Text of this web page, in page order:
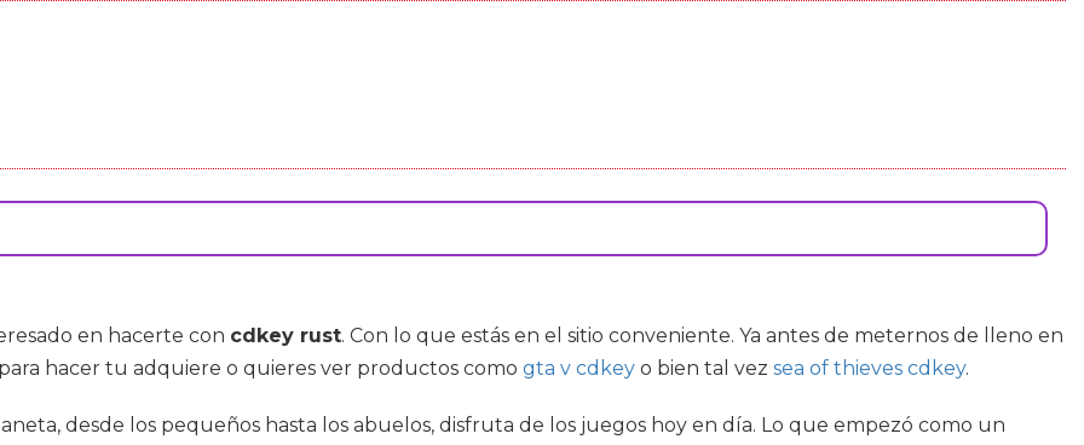
en hacerte con cdkey rust. Con lo que estás en el sitio conveniente. Ya antes de meternos de lleno en
hacer tu adquiere o quieres ver productos como gta v cdkey o bien tal vez sea of thieves cdkey.
desde los pequeños hasta los abuelos, disfruta de los juegos hoy en día. Lo que empezó como un